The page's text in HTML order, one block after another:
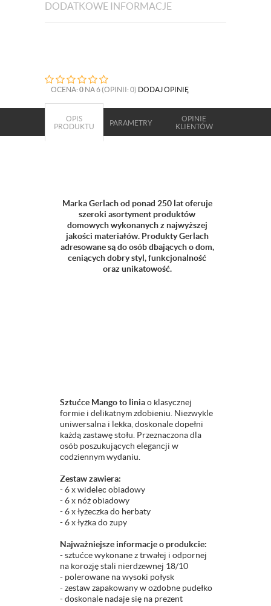
DODATKOWE INFORMACJE
OCENA: 0 NA 6 (OPINII: 0) DODAJ OPINIĘ
OPIS
PRODUKTU
PARAMETRY
OPINIE
KLIENTÓW
Marka Gerlach od ponad 250 lat oferuje
szeroki asortyment produktów
domowych wykonanych z najwyższej
jakości materiałów. Produkty Gerlach
adresowane są do osób dbających o dom,
ceniących dobry styl, funkcjonalność
oraz unikatowość.
Sztućce Mango to liniao klasycznej
formie i delikatnym zdobieniu. Niezwykle
uniwersalna i lekka, doskonale dopełni
każdą zastawę stołu. Przeznaczona dla
osób poszukujących elegancji w
codziennym wydaniu.
Zestaw zawiera:
- 6 x widelec obiadowy
- 6 x nóż obiadowy
- 6 x łyżeczka do herbaty
- 6 x łyżka do zupy
Najważniejsze informacje o produkcie:
- sztućce wykonane z trwałej i odpornej
na korozję stali nierdzewnej 18/10
- polerowane na wysoki połysk
- zestaw zapakowany w ozdobne pudełko
- doskonale nadaje się na prezent